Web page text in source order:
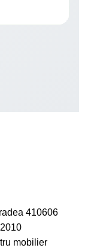
410606
mobilier